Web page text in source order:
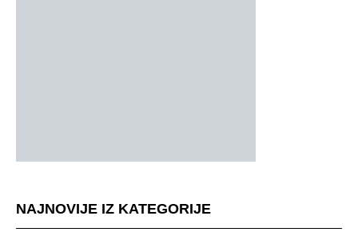
NAJNOVIJE IZ KATEGORIJE